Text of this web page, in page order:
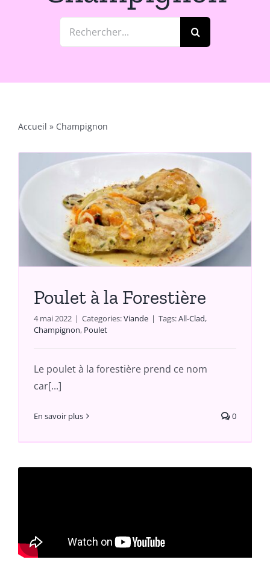
Rechercher:
Accueil » Champignon
Poulet à la Forestière
4 mai 2022 | Categories:Viande | Tags:All-Clad,
Champignon, Poulet
Le poulet à la forestière prend ce nom
car[...]
En savoir plus 0